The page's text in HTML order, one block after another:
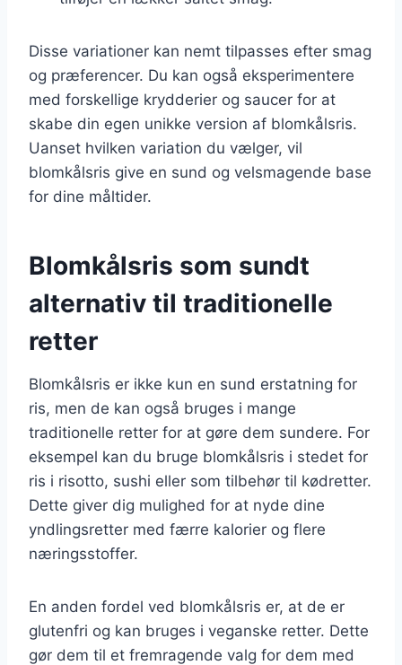
Disse variationer kan nemt tilpasses efter smag
og præferencer. Du kan også eksperimentere
med forskellige krydderier og saucer for at
skabe din egen unikke version af blomkålsris.
Uanset hvilken variation du vælger, vil
blomkålsris give en sund og velsmagende base
for dine måltider.
Blomkålsris som sundt
alternativ til traditionelle
retter
Blomkålsris er ikke kun en sund erstatning for
ris, men de kan også bruges i mange
traditionelle retter for at gøre dem sundere. For
eksempel kan du bruge blomkålsris i stedet for
ris i risotto, sushi eller som tilbehør til kødretter.
Dette giver dig mulighed for at nyde dine
yndlingsretter med færre kalorier og flere
næringsstoffer.
En anden fordel ved blomkålsris er, at de er
glutenfri og kan bruges i veganske retter. Dette
gør dem til et fremragende valg for dem med